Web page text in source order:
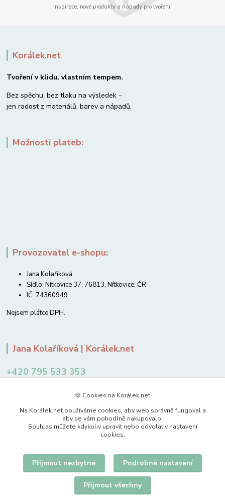
Inspirace, nové produkty a nápady pro tvoření.
Korálek.net
Tvoření v klidu, vlastním tempem.
Bez spěchu, bez tlaku na výsledek –
jen radost z materiálů, barev a nápadů.
Možnosti plateb:
Provozovatel e-shopu:
Jana Kolaříková
Sídlo: Nítkovice 37, 76813, Nítkovice, ČR
IČ: 74360949
Nejsem plátce DPH.
Jana Kolaříková | Korálek.net
+420 795 533 353
Upravit sběr cookies.
🍪 Cookies na Korálek.net
Na Korálek.net používáme cookies, aby web správně fungoval a
aby se vám pohodlně nakupovalo.
Souhlas můžete kdykoliv upravit nebo odvolat v nastavení
cookies.
Přijmout nezbytné Podrobné nastavení
Přijmout všechny